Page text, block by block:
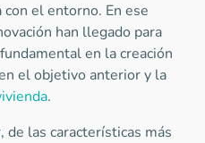
el entorno. En ese
han llegado para
en la creación
el objetivo anterior y la
.
de las características más